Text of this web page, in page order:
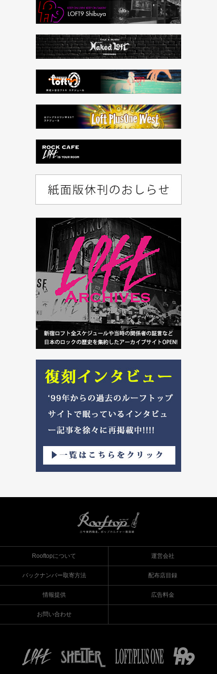
Rooftopについて 運営会社
バックナンバー取寄方法 配布店目録
情報提供 広告料金
お問い合わせ